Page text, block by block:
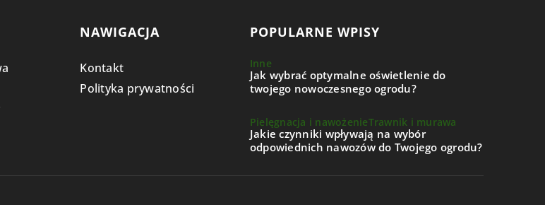
NAWIGACJA
Kontakt
Polityka prywatności
POPULARNE WPISY
Inne
Jak wybrać optymalne oświetlenie do
twojego nowoczesnego ogrodu?
Pielęgnacja i nawożenieTrawnik i murawa
Jakie czynniki wpływają na wybór
odpowiednich nawozów do Twojego ogrodu?